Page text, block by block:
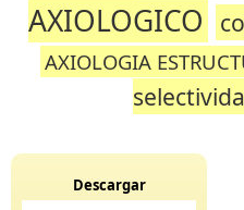
AXIOLOGICO
AXIOLOGIA
Descargar